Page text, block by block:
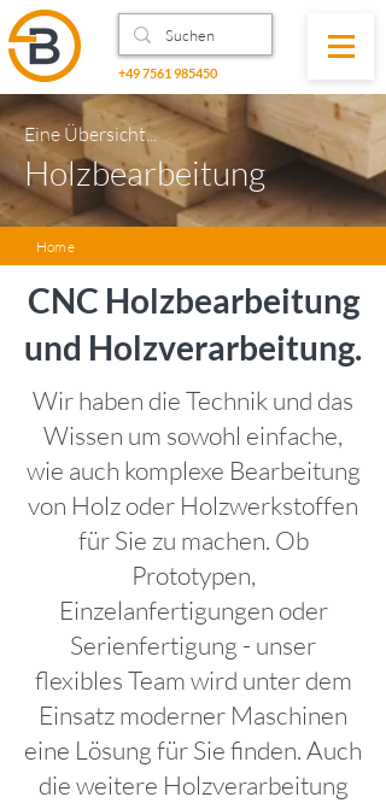
+49 7561 985450
Eine Übersicht...
Holzbearbeitung
Home
CNC Holzbearbeitung
und Holzverarbeitung.
Wir haben die Technik und das
Wissen um sowohl einfache,
wie auch komplexe Bearbeitung
von Holz oder Holzwerkstoffen
für Sie zu machen. Ob
Prototypen,
Einzelanfertigungen oder
Serienfertigung - unser
flexibles Team wird unter dem
Einsatz moderner Maschinen
eine Lösung für Sie finden. Auch
die weitere Holzverarbeitung